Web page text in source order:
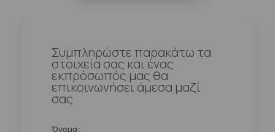
Συμπληρώστε παρακάτω τα
στοιχεία σας και ένας
εκπρόσωπός μας θα
επικοινωνήσει άμεσα μαζί
σας
Όνομα: